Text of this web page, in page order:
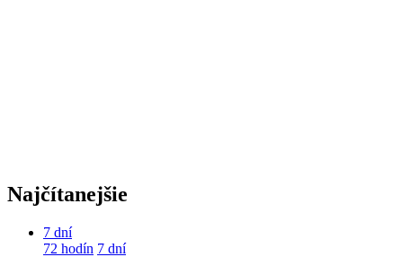
Najčítanejšie
7 dní
72 hodín 7 dní